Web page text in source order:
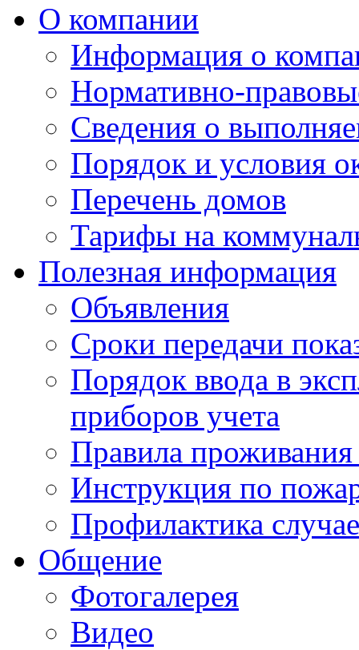
О компании
Информация о
Нормативно-
Сведения о
Порядок и условия
Перечень домов
Тарифы на
Полезная информация
Объявления
Сроки передачи
Порядок ввода в
приборов учета
Правила
Инструкция по
Профилактика
Общение
Фотогалерея
Видео